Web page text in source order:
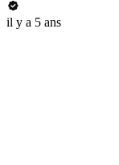
il y a 5 ans